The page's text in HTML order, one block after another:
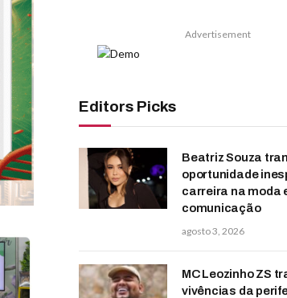
Advertisement
Editors Picks
Beatriz Souza
oportunidade
carreira na moda
comunicação
agosto 3, 2026
MC Leozinho ZS
vivências da